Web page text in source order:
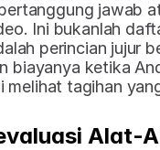
jawab
Ini bukanlah
perincian jujur
biayanya ketika
melihat tagihan
Alat-